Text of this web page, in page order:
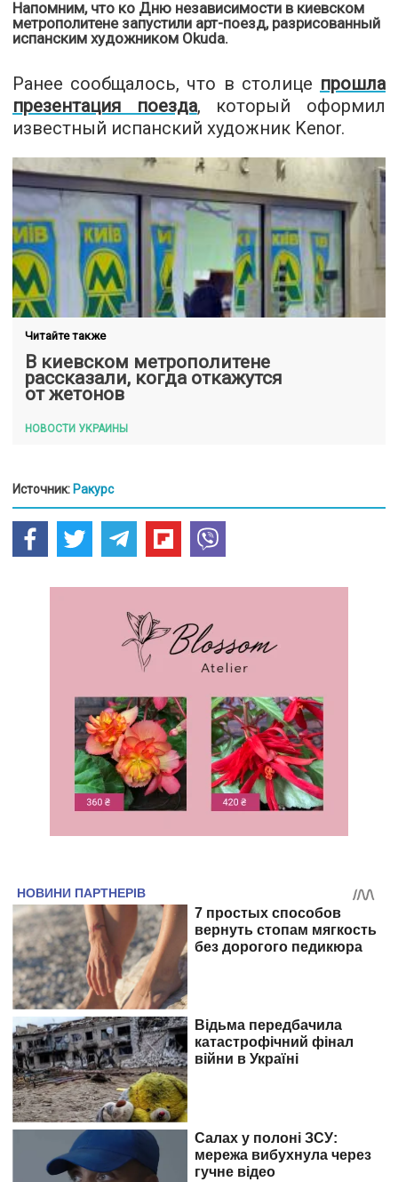
Напомним, что ко Дню независимости в киевском
метрополитене запустили арт-поезд, разрисованный
испанским художником Okuda.
Ранее сообщалось, что в столице прошла
презентация поезда, который оформил
известный испанский художник Kenor.
Читайте также
В киевском метрополитене
рассказали, когда откажутся
от жетонов
НОВОСТИ УКРАИНЫ
Источник: Ракурс